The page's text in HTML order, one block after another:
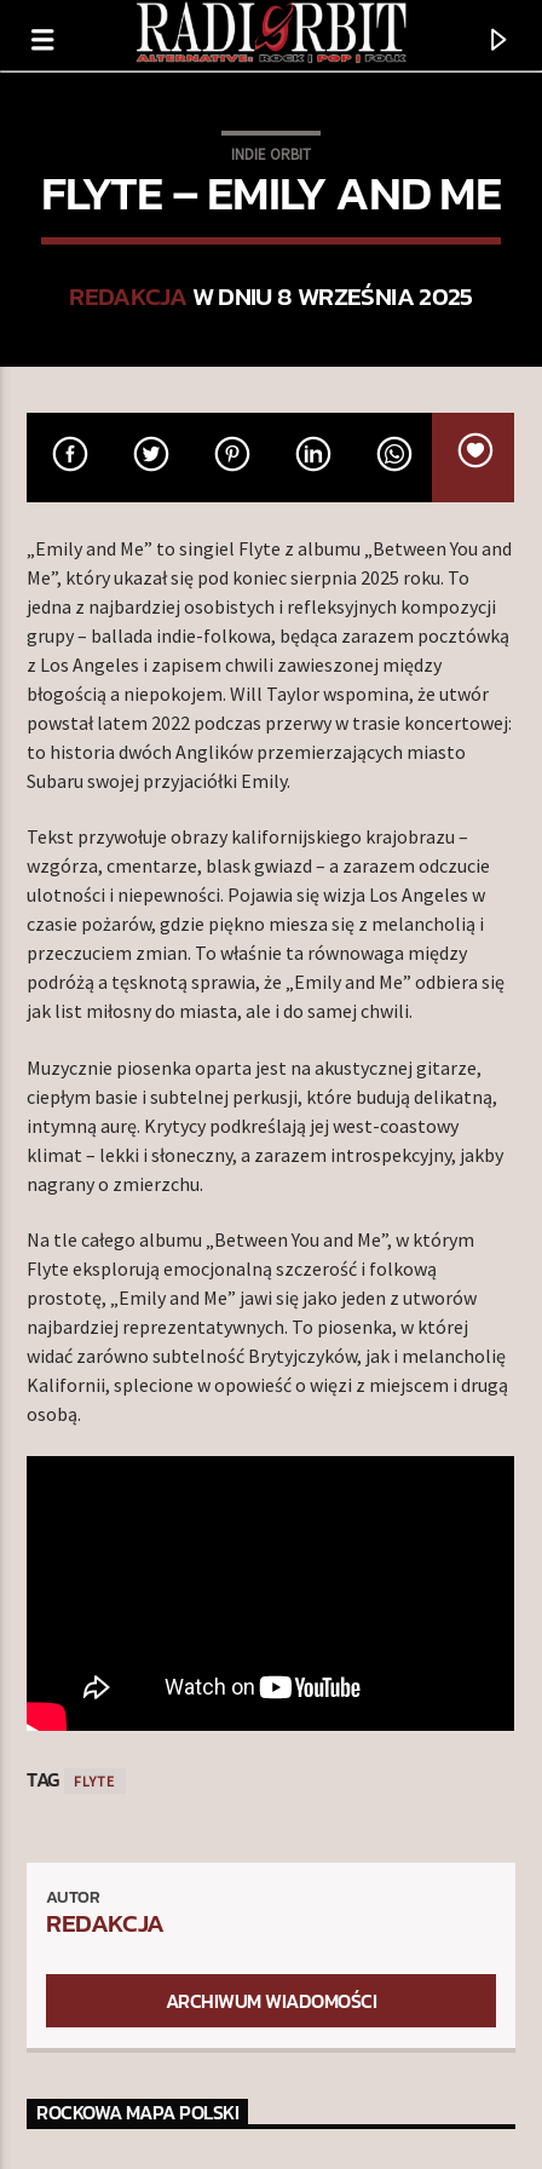
TERAZ GRAMY
STAIRS
TERAZ W RAMÓWCE
INDIE ORBIT
18:00 24:00
Radio Orbit
INDIE ORBIT
FLYTE – EMILY AND ME
REDAKCJAW DNIU 8 WRZEŚNIA 2025
„Emily and Me” to singiel Flyte z albumu „Between You and
Me”, który ukazał się pod koniec sierpnia 2025 roku. To
jedna z najbardziej osobistych i refleksyjnych kompozycji
grupy – ballada indie-folkowa, będąca zarazem pocztówką
z Los Angeles i zapisem chwili zawieszonej między
błogością a niepokojem. Will Taylor wspomina, że utwór
powstał latem 2022 podczas przerwy w trasie koncertowej:
to historia dwóch Anglików przemierzających miasto
Subaru swojej przyjaciółki Emily.
Tekst przywołuje obrazy kalifornijskiego krajobrazu –
wzgórza, cmentarze, blask gwiazd – a zarazem odczucie
ulotności i niepewności. Pojawia się wizja Los Angeles w
czasie pożarów, gdzie piękno miesza się z melancholią i
przeczuciem zmian. To właśnie ta równowaga między
podróżą a tęsknotą sprawia, że „Emily and Me” odbiera się
jak list miłosny do miasta, ale i do samej chwili.
Muzycznie piosenka oparta jest na akustycznej gitarze,
ciepłym basie i subtelnej perkusji, które budują delikatną,
intymną aurę. Krytycy podkreślają jej west-coastowy
klimat – lekki i słoneczny, a zarazem introspekcyjny, jakby
nagrany o zmierzchu.
Na tle całego albumu „Between You and Me”, w którym
Flyte eksplorują emocjonalną szczerość i folkową
prostotę, „Emily and Me” jawi się jako jeden z utworów
najbardziej reprezentatywnych. To piosenka, w której
widać zarówno subtelność Brytyjczyków, jak i melancholię
Kalifornii, splecione w opowieść o więzi z miejscem i drugą
osobą.
TAG FLYTE
AUTOR
REDAKCJA
ARCHIWUM WIADOMOŚCI
ROCKOWA MAPA POLSKI